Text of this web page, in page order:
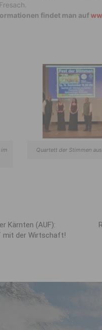
findet man auf
Quartett der Stimmen
Kärnten (AUF):
mit der Wirtschaft!